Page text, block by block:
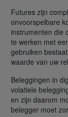
Futures zijn
onvoorspelbare
instrumenten die
te werken met
gebruiken
waarde van uw
Beleggingen in
volatiele
en zijn daarom
belegger moet